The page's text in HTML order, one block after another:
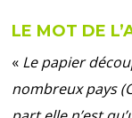
LE MOT DE
« Le papier
nombreux pays